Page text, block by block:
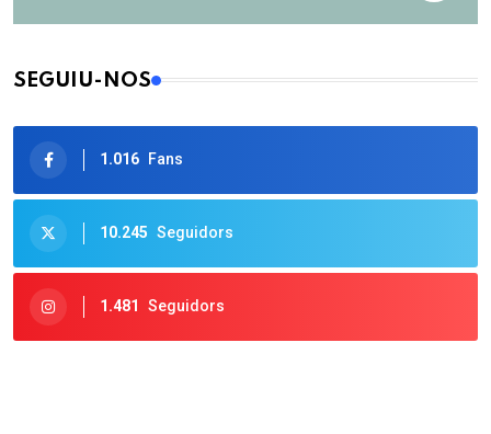
SEGUIU-NOS
1.016 Fans
10.245 Seguidors
1.481 Seguidors